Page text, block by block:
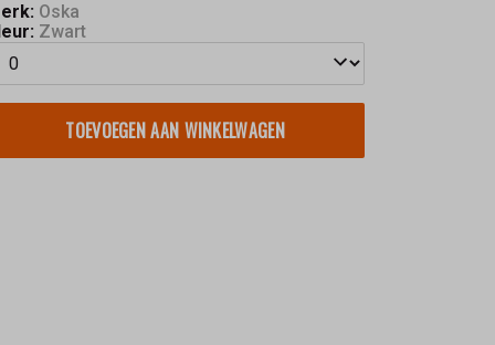
Oska
Zwart
TOEVOEGEN AAN WINKELWAGEN